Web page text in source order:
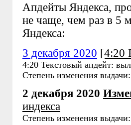
Апдейты Яндекса,
не чаще, чем раз в 5
Яндекса:
3 декабря 2020 [4:20
4:20 Текстовый апдейт:
Степень изменения
2 декабря 2020
индекса
Степень изменения